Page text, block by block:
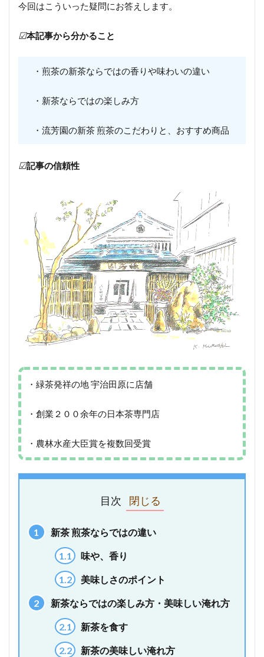
今回はこういった疑問にお答えします。
☑本記事から分かること
・煎茶の新茶ならではの香りや味わいの違い
・新茶ならではの楽しみ方
・流芳園の新茶 煎茶のこだわりと、おすすめ商品
☑記事の信頼性
・緑茶発祥の地 宇治田原に店舗
・創業２００余年の日本茶専門店
・農林水産大臣賞を複数回受賞
目次
1 新茶 煎茶ならではの違い
1.1 味や、香り
1.2 美味しさのポイント
2 新茶ならではの楽しみ方・美味しい淹れ方
2.1 新茶を食す
2.2 新茶の美味しい淹れ方